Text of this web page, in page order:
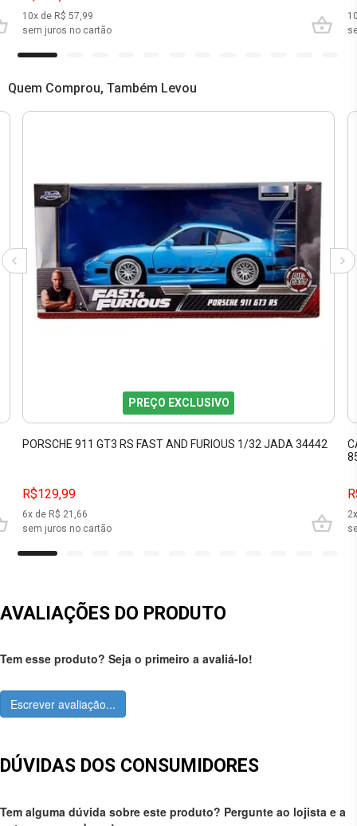
10x de R$ 57,99
sem juros no cartão
Quem Comprou, Também Levou
PREÇO EXCLUSIVO
PORSCHE 911 GT3 RS FAST AND FURIOUS 1/32 JADA 34442
R$129,99
6x de R$ 21,66
sem juros no cartão
2
AVALIAÇÕES DO PRODUTO
Tem esse produto? Seja o primeiro a avaliá-lo!
Escrever avaliação...
DÚVIDAS DOS CONSUMIDORES
Tem alguma dúvida sobre este produto? Pergunte ao lojista e a